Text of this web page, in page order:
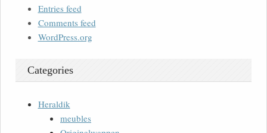
Entries feed
Comments feed
WordPress.org
Categories
Heraldik
meubles